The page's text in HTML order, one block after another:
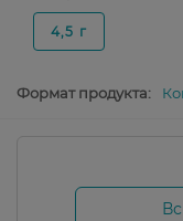
4,5 г
Формат продукта: